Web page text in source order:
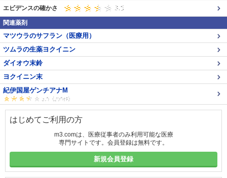
エビデンスの確かさ
関連薬剤
マツウラのサフラン（医療用）
ツムラの生薬ヨクイニン
ダイオウ末鈴
ヨクイニン末
紀伊国屋ゲンチアナM
はじめてご利用の方
m3.comは、医療従事者のみ利用可能な医療
専門サイトです。会員登録は無料です。
新規会員登録